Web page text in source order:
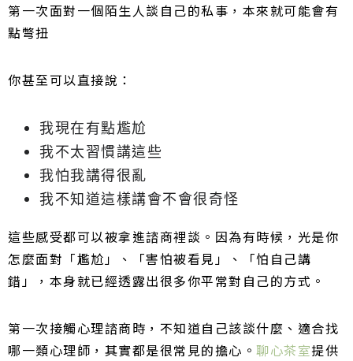
第一次面對一個陌生人談自己的私事，本來就可能會有
點彆扭
你甚至可以直接說：
我現在有點尷尬
我不太習慣講這些
我怕我講得很亂
我不知道這樣講會不會很奇怪
這些感受都可以被拿進諮商裡談。因為有時候，光是你
怎麼面對「尷尬」、「害怕被看見」、「怕自己講
錯」，本身就已經透露出很多你平常對自己的方式。
第一次接觸心理諮商時，不知道自己該談什麼、適合找
哪一類心理師，其實都是很常見的擔心。 聊心茶室提供